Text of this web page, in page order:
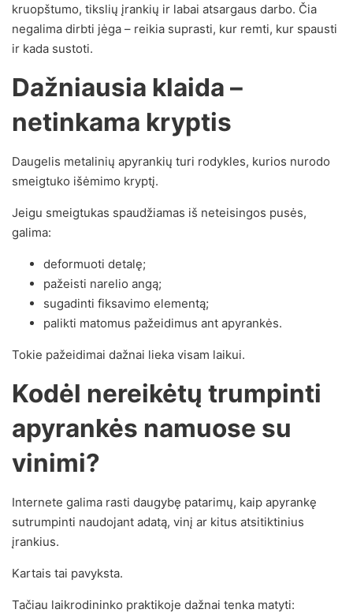
kruopštumo, tikslių įrankių ir labai atsargaus darbo. Čia
negalima dirbti jėga – reikia suprasti, kur remti, kur spausti
ir kada sustoti.
Dažniausia klaida –
netinkama kryptis
Daugelis metalinių apyrankių turi rodykles, kurios nurodo
smeigtuko išėmimo kryptį.
Jeigu smeigtukas spaudžiamas iš neteisingos pusės,
galima:
deformuoti detalę;
pažeisti narelio angą;
sugadinti fiksavimo elementą;
palikti matomus pažeidimus ant apyrankės.
Tokie pažeidimai dažnai lieka visam laikui.
Kodėl nereikėtų trumpinti
apyrankės namuose su
vinimi?
Internete galima rasti daugybę patarimų, kaip apyrankę
sutrumpinti naudojant adatą, vinį ar kitus atsitiktinius
įrankius.
Kartais tai pavyksta.
Tačiau laikrodininko praktikoje dažnai tenka matyti: